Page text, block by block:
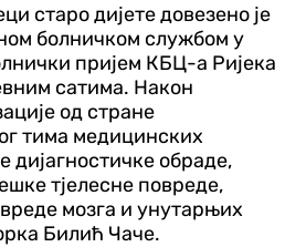
старо дијете довезено је
болничком службом у
пријем КБЦ-а Ријека
сатима. Након
од стране
тима медицинских
дијагностичке обраде,
тјелесне повреде,
мозга и унутарњих
Билић Чаче.